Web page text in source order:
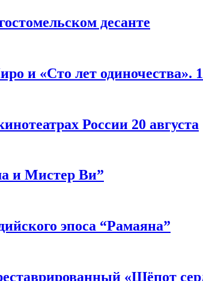
десанте
и «Сто лет одиночества».
России 20 августа
и Мистер Ви”
эпоса “Рамаяна”
«Шёпот